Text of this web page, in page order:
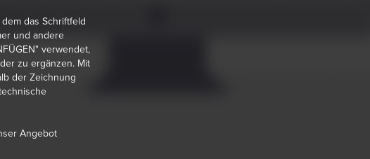
dem das Schriftfeld
und andere
verwendet,
zu ergänzen. Mit
der Zeichnung
Angebot